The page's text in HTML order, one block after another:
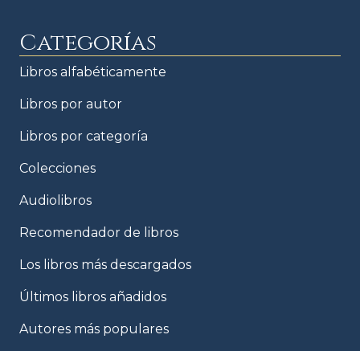
Categorías
Libros alfabéticamente
Libros por autor
Libros por categoría
Colecciones
Audiolibros
Recomendador de libros
Los libros más descargados
Últimos libros añadidos
Autores más populares